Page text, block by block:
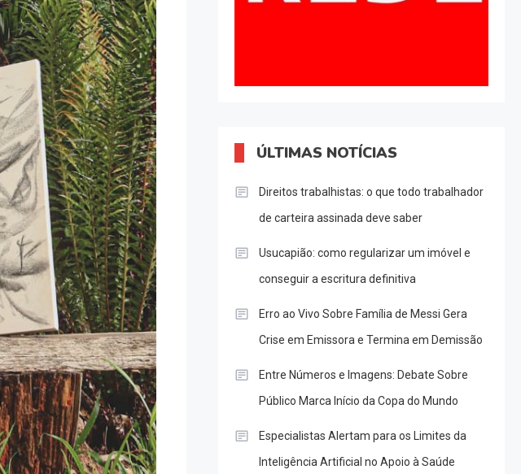
ÚLTIMAS NOTÍCIAS
Direitos trabalhistas: o que todo trabalhador
de carteira assinada deve saber
Usucapião: como regularizar um imóvel e
conseguir a escritura definitiva
Erro ao Vivo Sobre Família de Messi Gera
Crise em Emissora e Termina em Demissão
Entre Números e Imagens: Debate Sobre
Público Marca Início da Copa do Mundo
Especialistas Alertam para os Limites da
Inteligência Artificial no Apoio à Saúde